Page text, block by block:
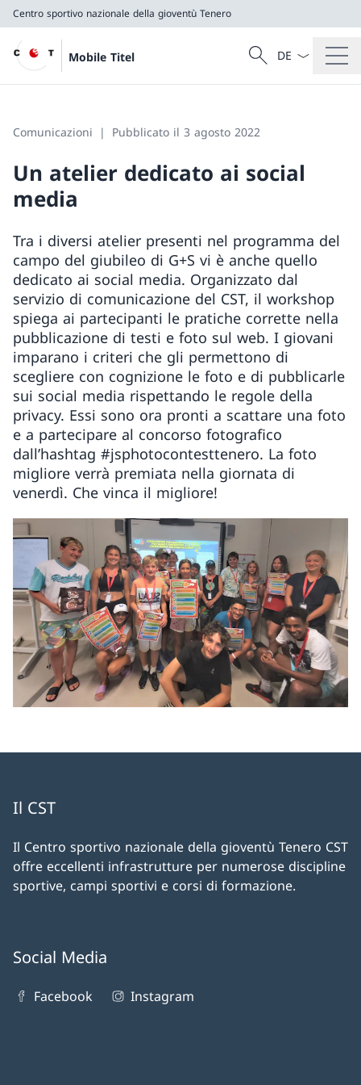
Centro sportivo nazionale della gioventù Tenero
Mobile Titel
Cercare
Ricerca
Dal menu a
Comunicazioni Pubblicato il 3 agosto 2022
Un atelier dedicato ai social
media
Tra i diversi atelier presenti nel programma del
campo del giubileo di G+S vi è anche quello
dedicato ai social media. Organizzato dal
servizio di comunicazione del CST, il workshop
spiega ai partecipanti le pratiche corrette nella
pubblicazione di testi e foto sul web. I giovani
imparano i criteri che gli permettono di
scegliere con cognizione le foto e di pubblicarle
sui social media rispettando le regole della
privacy. Essi sono ora pronti a scattare una foto
e a partecipare al concorso fotografico
dall’hashtag #jsphotocontesttenero. La foto
migliore verrà premiata nella giornata di
venerdì. Che vinca il migliore!
Il CST
Il Centro sportivo nazionale della gioventù Tenero CST
offre eccellenti infrastrutture per numerose discipline
sportive, campi sportivi e corsi di formazione.
Social Media
Facebook Instagram